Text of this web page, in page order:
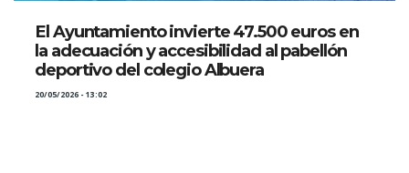
El Ayuntamiento invierte 47.500 euros en
la adecuación y accesibilidad al pabellón
deportivo del colegio Albuera
20/05/2026 - 13:02